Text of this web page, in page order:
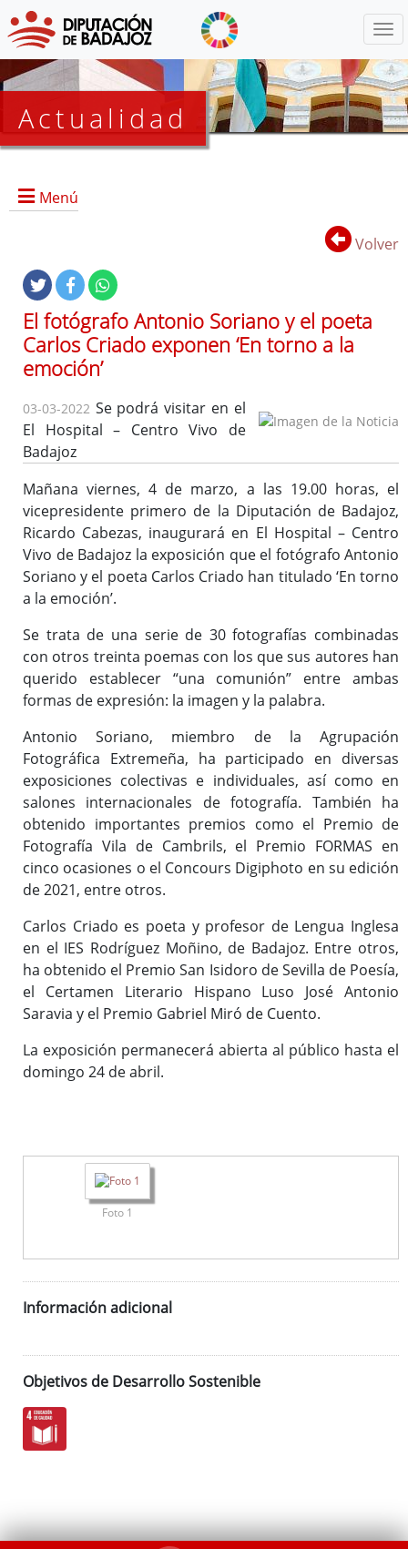
Actualidad
Menú
Noticias
Lista
de
distribución
Volver
El fotógrafo Antonio Soriano y el poeta
Carlos Criado exponen ‘En torno a la
emoción’
03-03-2022 Se podrá visitar en el
El Hospital – Centro Vivo de
Badajoz
Mañana viernes, 4 de marzo, a las 19.00 horas, el
vicepresidente primero de la Diputación de Badajoz,
Ricardo Cabezas, inaugurará en El Hospital – Centro
Vivo de Badajoz la exposición que el fotógrafo Antonio
Soriano y el poeta Carlos Criado han titulado ‘En torno
a la emoción’.
Se trata de una serie de 30 fotografías combinadas
con otros treinta poemas con los que sus autores han
querido establecer “una comunión” entre ambas
formas de expresión: la imagen y la palabra.
Antonio Soriano, miembro de la Agrupación
Fotográfica Extremeña, ha participado en diversas
exposiciones colectivas e individuales, así como en
salones internacionales de fotografía. También ha
obtenido importantes premios como el Premio de
Fotografía Vila de Cambrils, el Premio FORMAS en
cinco ocasiones o el Concours Digiphoto en su edición
de 2021, entre otros.
Carlos Criado es poeta y profesor de Lengua Inglesa
en el IES Rodríguez Moñino, de Badajoz. Entre otros,
ha obtenido el Premio San Isidoro de Sevilla de Poesía,
el Certamen Literario Hispano Luso José Antonio
Saravia y el Premio Gabriel Miró de Cuento.
La exposición permanecerá abierta al público hasta el
domingo 24 de abril.
Foto 1
Información adicional
Objetivos de Desarrollo Sostenible